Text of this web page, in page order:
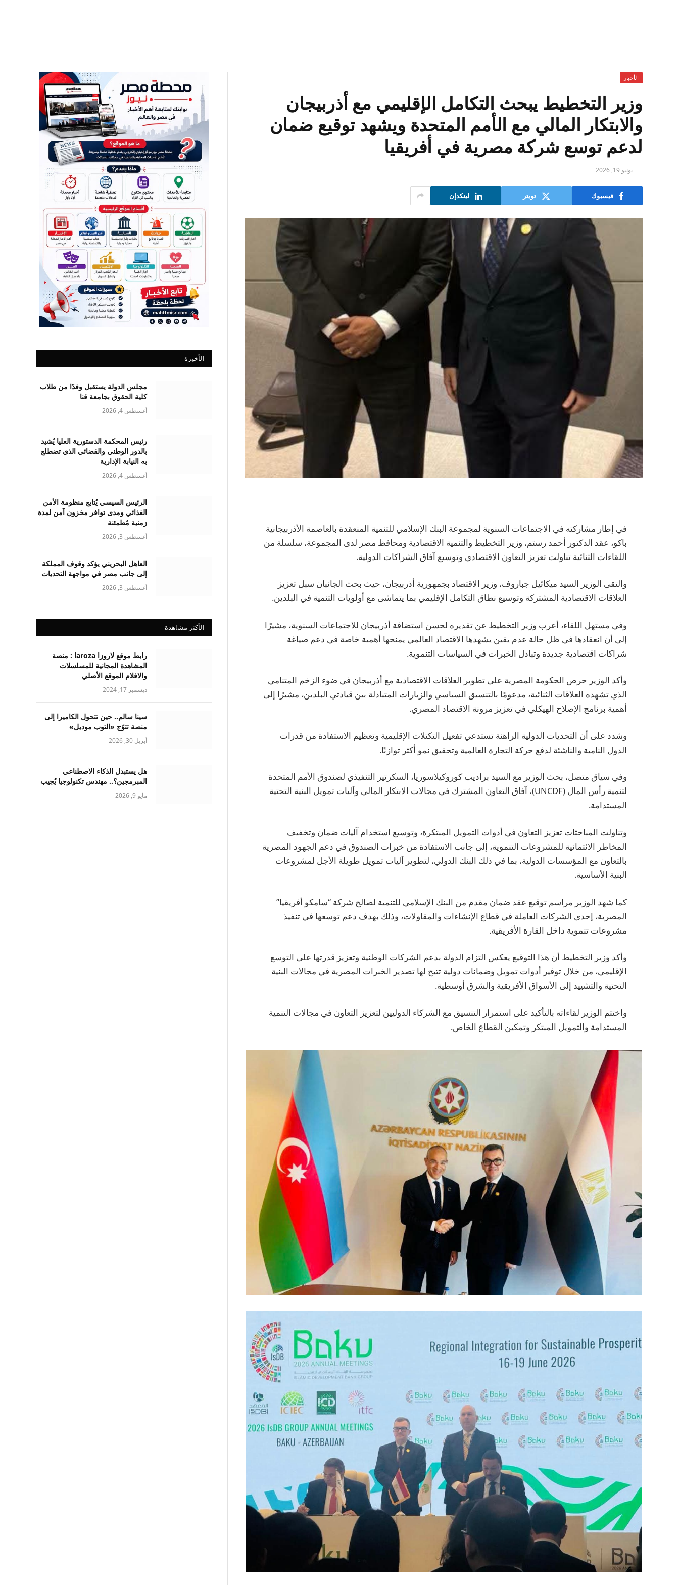
الأخبار
وزير التخطيط يبحث التكامل الإقليمي مع أذربيجان
والابتكار المالي مع الأمم المتحدة ويشهد توقيع ضمان
لدعم توسع شركة مصرية في أفريقيا
يونيو 19, 2026
فيسبوك تويتر لينكدإن
في إطار مشاركته في الاجتماعات السنوية لمجموعة البنك الإسلامي للتنمية المنعقدة بالعاصمة الأذربيجانية
باكو، عقد الدكتور أحمد رستم، وزير التخطيط والتنمية الاقتصادية ومحافظ مصر لدى المجموعة، سلسلة من
اللقاءات الثنائية تناولت تعزيز التعاون الاقتصادي وتوسيع آفاق الشراكات الدولية.
والتقى الوزير السيد ميكائيل جباروف، وزير الاقتصاد بجمهورية أذربيجان، حيث بحث الجانبان سبل تعزيز
العلاقات الاقتصادية المشتركة وتوسيع نطاق التكامل الإقليمي بما يتماشى مع أولويات التنمية في البلدين.
وفي مستهل اللقاء، أعرب وزير التخطيط عن تقديره لحسن استضافة أذربيجان للاجتماعات السنوية، مشيرًا
إلى أن انعقادها في ظل حالة عدم يقين يشهدها الاقتصاد العالمي يمنحها أهمية خاصة في دعم صياغة
شراكات اقتصادية جديدة وتبادل الخبرات في السياسات التنموية.
وأكد الوزير حرص الحكومة المصرية على تطوير العلاقات الاقتصادية مع أذربيجان في ضوء الزخم المتنامي
الذي تشهده العلاقات الثنائية، مدعومًا بالتنسيق السياسي والزيارات المتبادلة بين قيادتي البلدين، مشيرًا إلى
أهمية برنامج الإصلاح الهيكلي في تعزيز مرونة الاقتصاد المصري.
وشدد على أن التحديات الدولية الراهنة تستدعي تفعيل التكتلات الإقليمية وتعظيم الاستفادة من قدرات
الدول النامية والناشئة لدفع حركة التجارة العالمية وتحقيق نمو أكثر توازنًا.
وفي سياق متصل، بحث الوزير مع السيد براديب كوروكيلاسوريا، السكرتير التنفيذي لصندوق الأمم المتحدة
لتنمية رأس المال (UNCDF)، آفاق التعاون المشترك في مجالات الابتكار المالي وآليات تمويل البنية التحتية
المستدامة.
وتناولت المباحثات تعزيز التعاون في أدوات التمويل المبتكرة، وتوسيع استخدام آليات ضمان وتخفيف
المخاطر الائتمانية للمشروعات التنموية، إلى جانب الاستفادة من خبرات الصندوق في دعم الجهود المصرية
بالتعاون مع المؤسسات الدولية، بما في ذلك البنك الدولي، لتطوير آليات تمويل طويلة الأجل لمشروعات
البنية الأساسية.
كما شهد الوزير مراسم توقيع عقد ضمان مقدم من البنك الإسلامي للتنمية لصالح شركة “سامكو أفريقيا”
المصرية، إحدى الشركات العاملة في قطاع الإنشاءات والمقاولات، وذلك بهدف دعم توسعها في تنفيذ
مشروعات تنموية داخل القارة الأفريقية.
وأكد وزير التخطيط أن هذا التوقيع يعكس التزام الدولة بدعم الشركات الوطنية وتعزيز قدرتها على التوسع
الإقليمي، من خلال توفير أدوات تمويل وضمانات دولية تتيح لها تصدير الخبرات المصرية في مجالات البنية
التحتية والتشييد إلى الأسواق الأفريقية والشرق أوسطية.
واختتم الوزير لقاءاته بالتأكيد على استمرار التنسيق مع الشركاء الدوليين لتعزيز التعاون في مجالات التنمية
المستدامة والتمويل المبتكر وتمكين القطاع الخاص.
الأخيرة
مجلس الدولة يستقبل وفدًا من طلاب
كلية الحقوق بجامعة قنا
أغسطس 4, 2026
رئيس المحكمة الدستورية العليا يُشيد
بالدور الوطني والقضائي الذي تضطلع
به النيابة الإدارية
أغسطس 4, 2026
الرئيس السيسي يُتابع منظومة الأمن
الغذائي ومدى توافر مخزون آمن لمدة
زمنية مُطمئنة
أغسطس 3, 2026
العاهل البحريني يؤكد وقوف المملكة
إلى جانب مصر في مواجهة التحديات
أغسطس 3, 2026
الأكثر مشاهدة
رابط موقع لاروزا laroza : منصة
المشاهدة المجانية للمسلسلات
والافلام الموقع الأصلي
ديسمبر 17, 2024
سينا سالم.. حين تتحول الكاميرا إلى
منصة تتوّج «التوب موديل»
أبريل 30, 2026
هل يستبدل الذكاء الاصطناعي
المبرمجين؟.. مهندس تكنولوجيا يُجيب
مايو 9, 2026